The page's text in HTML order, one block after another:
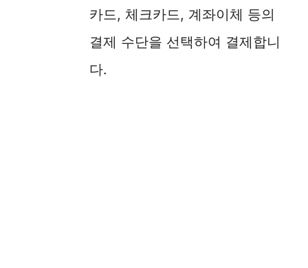
카드, 체크카드, 계좌이체 등의
결제 수단을 선택하여 결제합니
다.